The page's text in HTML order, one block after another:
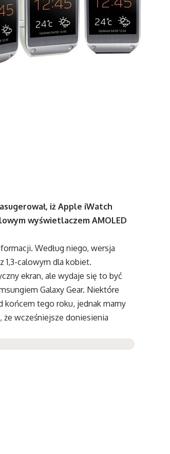
iż Apple iWatch
wyświetlaczem AMOLED
Według niego, wersja
1,3-calowym dla kobiet.
ekran, ale wydaje się to być
Galaxy Gear. Niektóre
końcem tego roku, jednak mamy
że wcześniejsze doniesienia